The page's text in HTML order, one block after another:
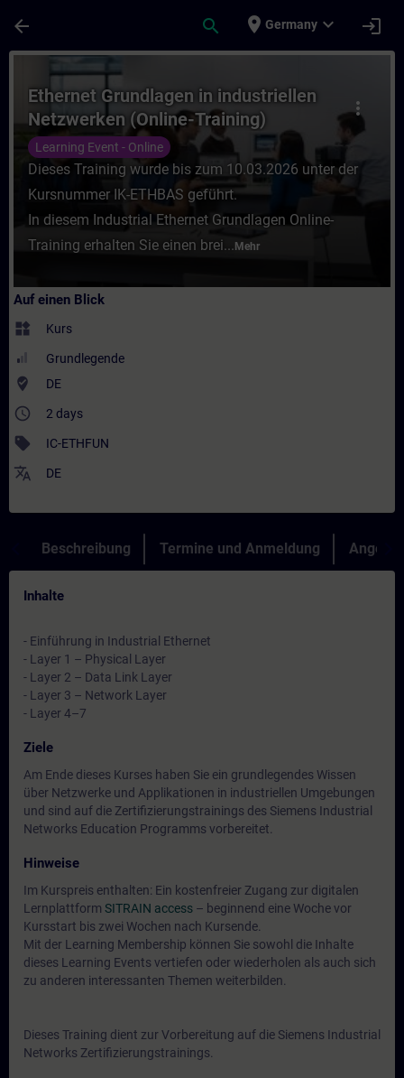
arrow_back search place Germany expand_more login
Kurs - Ethernet Grundlagen in
more_vert
Ethernet Grundlagen in industriellen
Netzwerken (Online-Training)
Learning Event - Online
Dieses Training wurde bis zum 10.03.2026 unter der
Kursnummer IK-ETHBAS geführt.
In diesem Industrial Ethernet Grundlagen Online-
Training erhalten Sie einen brei... Mehr
Auf einen Blick
widgets Kurs
Grundlegende
where_to_vote DE
access_time 2 days
sell IC-ETHFUN
translate DE
Beschreibung Termine und Anmeldung Angebot
Inhalte
- Einführung in Industrial Ethernet
- Layer 1 – Physical Layer
- Layer 2 – Data Link Layer
- Layer 3 – Network Layer
- Layer 4–7
Ziele
Am Ende dieses Kurses haben Sie ein grundlegendes Wissen
über Netzwerke und Applikationen in industriellen Umgebungen
und sind auf die Zertifizierungstrainings des Siemens Industrial
Networks Education Programms vorbereitet.
Hinweise
Im Kurspreis enthalten: Ein kostenfreier Zugang zur digitalen
Lernplattform SITRAIN access – beginnend eine Woche vor
Kursstart bis zwei Wochen nach Kursende.
Mit der Learning Membership können Sie sowohl die Inhalte
dieses Learning Events vertiefen oder wiederholen als auch sich
zu anderen interessanten Themen weiterbilden.
Dieses Training dient zur Vorbereitung auf die Siemens Industrial
Networks Zertifizierungstrainings.